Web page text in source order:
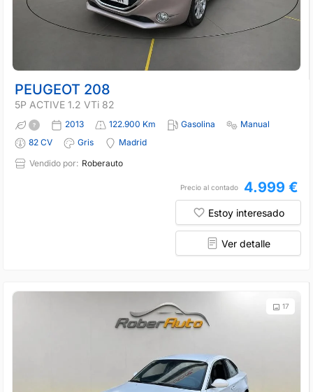
PEUGEOT 208
5P ACTIVE 1.2 VTi 82
2013 122.900 Km Gasolina
Manual
82 CV
Gris
Madrid
Vendido por: Roberauto
Precio al contado 4.999 €
Estoy interesado
Ver detalle
17